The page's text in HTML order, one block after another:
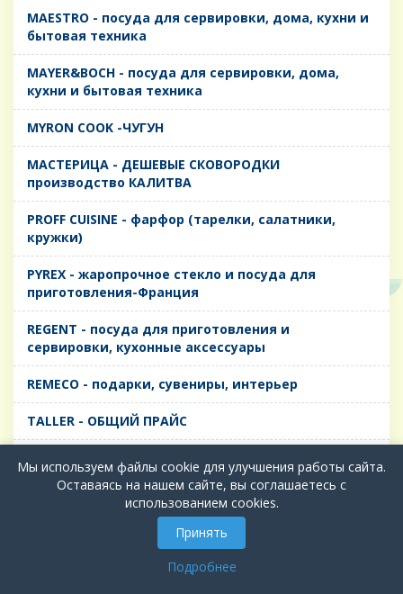
MAESTRO - посуда для сервировки, дома, кухни и
бытовая техника
MAYER&BOCH - посуда для сервировки, дома,
кухни и бытовая техника
MYRON COOK -ЧУГУН
MАСТЕРИЦА - ДЕШЕВЫЕ СКОВОРОДКИ
производство КАЛИТВА
PROFF CUISINE - фарфор (тарелки, салатники,
кружки)
PYREX - жаропрочное стекло и посуда для
приготовления-Франция
REGENT - посуда для приготовления и
сервировки, кухонные аксессуары
REMECO - подарки, сувениры, интерьер
TALLER - ОБЩИЙ ПРАЙС
TIMA - посуда для приготовления и сервировки,
кухонные аксессуары
БИОСТАЛЬ - ТЕРМОСА
Мы используем файлы cookie для улучшения работы сайта.
Оставаясь на нашем сайте, вы соглашаетесь с
использованием cookies.
Принять
Подробнее